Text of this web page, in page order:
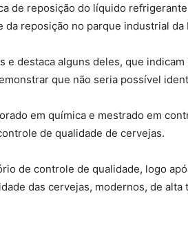
de reposição do líquido
reposição no parque industrial da
destaca alguns deles, que
que não seria possível
em química e mestrado em
de qualidade de cervejas.
de controle de qualidade, logo
das cervejas, modernos, de alta